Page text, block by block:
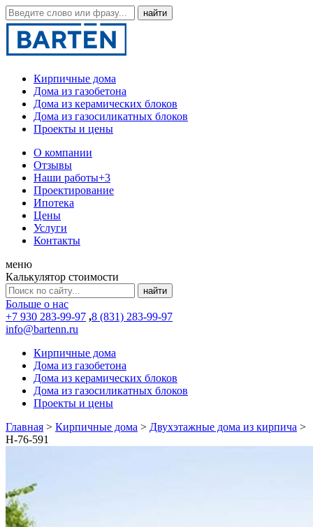
Кирпичные дома
Дома из газобетона
Дома из керамических блоков
Дома из газосиликатных блоков
Проекты и цены
О компании
Отзывы
Наши работы+3
Проектирование
Ипотека
Цены
Услуги
Контакты
меню
Калькулятор стоимости
Больше о нас
+7 930 283-99-97 ,8 (831) 283-99-97
info@bartenn.ru
Кирпичные дома
Дома из газобетона
Дома из керамических блоков
Дома из газосиликатных блоков
Проекты и цены
Главная > Кирпичные дома > Двухэтажные дома из кирпича >
Н-76-591